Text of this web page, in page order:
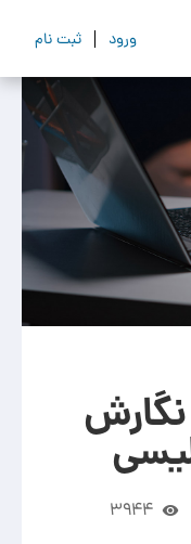
ورود ثبت نام
نگارش
3944